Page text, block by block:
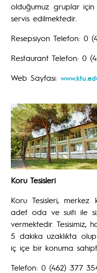
olduğumuz gruplar
servis edilmektedir.
Resepsiyon Telefon: 0
Restaurant Telefon: 0
Web Sayfası:
Koru Tesisleri
Koru Tesisleri, merkez
adet oda ve suiti ile
vermektedir. Tesisimiz,
5 dakika uzaklıkta
iç içe bir konuma
Telefon: 0 (462) 377